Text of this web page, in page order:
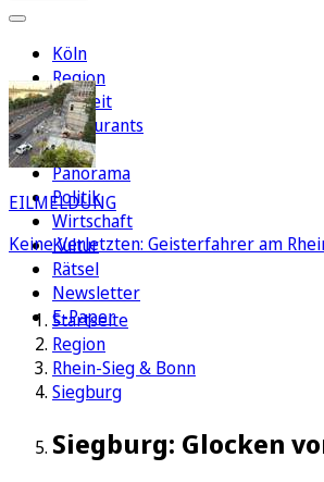
Köln
Region
Freizeit
Restaurants
FC
Panorama
Politik
Wirtschaft
Kultur
Rätsel
Newsletter
E-Paper
EILMELDUNG
Keine Verletzten: Geisterfahrer am
Startseite
Region
Rhein-Sieg & Bonn
Siegburg
Siegburg: Glocken